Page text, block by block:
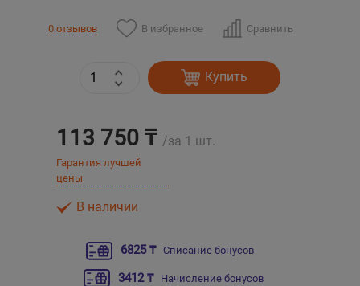
0 отзывов В избранное Сравнить
Купить
113 750 ₸ /за 1 шт.
Гарантия лучшей
цены
В наличии
6825 ₸ Списание бонусов
3412 ₸ Начисление бонусов
Уральск
Усть-Каменогорск